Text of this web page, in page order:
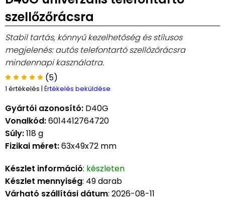
szellőzőrácsra
Stabil tartás, könnyű kezelhetőség és stílusos
megjelenés: autós telefontartó szellőzőrácsra
mindennapi kasználatra.
(5)
1 értékelés | Értékelés beküldése
Gyártói azonosító: D40G
Vonalkód:6014412764720
Súly:118 g
Fizikai méret:63x49x72 mm
Készlet információ: készleten
Készlet mennyiség: 49 darab
Várható szállítási dátum: 2026-08-11